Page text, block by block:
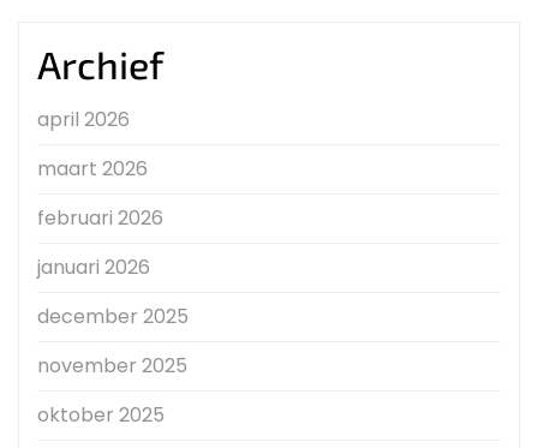
Archief
april 2026
maart 2026
februari 2026
januari 2026
december 2025
november 2025
oktober 2025